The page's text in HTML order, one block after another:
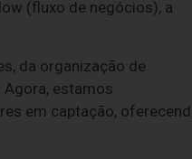
(fluxo de negócios), a
da organização de
estamos
em captação,